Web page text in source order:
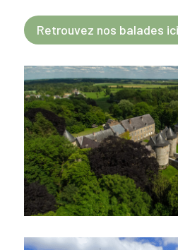
Retrouvez nos balades